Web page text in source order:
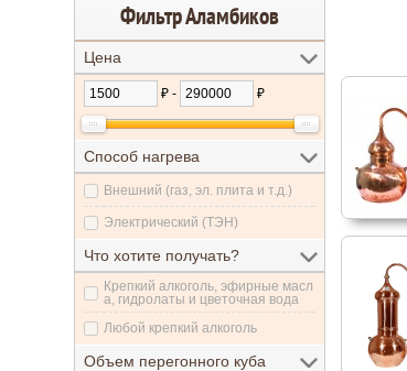
Фильтр Аламбиков
Цена
₽ - ₽
Способ нагрева
Внешний (газ, эл. плита и т.д.)
Электрический (ТЭН)
Что хотите получать?
Крепкий алкоголь, эфирные масл
а, гидролаты и цветочная вода
Любой крепкий алкоголь
Объем перегонного куба